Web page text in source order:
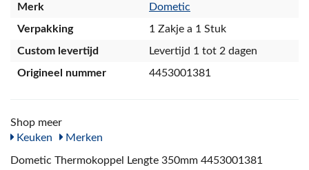
Merk
Dometic
Verpakking
1 Zakje a 1 Stuk
Custom levertijd
Levertijd 1 tot 2 dagen
Origineel nummer
4453001381
Shop meer
Keuken
Merken
Dometic Thermokoppel Lengte 350mm 4453001381